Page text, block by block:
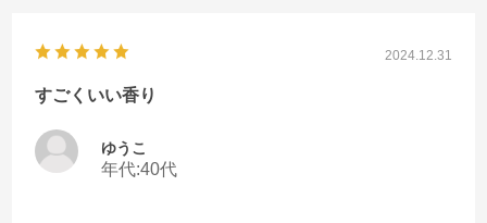
2024.12.31
すごくいい香り
ゆうこ
年代:40代